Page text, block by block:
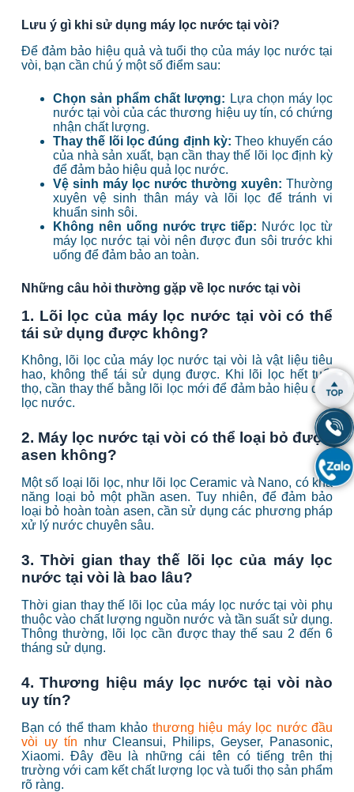
Lưu ý gì khi sử dụng máy lọc nước tại vòi?
Để đảm bảo hiệu quả và tuổi thọ của máy lọc nước tại
vòi, bạn cần chú ý một số điểm sau:
Chọn sản phẩm chất lượng: Lựa chọn máy lọc
nước tại vòi của các thương hiệu uy tín, có chứng
nhận chất lượng.
Thay thế lõi lọc đúng định kỳ: Theo khuyến cáo
của nhà sản xuất, bạn cần thay thế lõi lọc định kỳ
để đảm bảo hiệu quả lọc nước.
Vệ sinh máy lọc nước thường xuyên: Thường
xuyên vệ sinh thân máy và lõi lọc để tránh vi
khuẩn sinh sôi.
Không nên uống nước trực tiếp: Nước lọc từ
máy lọc nước tại vòi nên được đun sôi trước khi
uống để đảm bảo an toàn.
Những câu hỏi thường gặp về lọc nước tại vòi
1. Lõi lọc của máy lọc nước tại vòi có thể
tái sử dụng được không?
Không, lõi lọc của máy lọc nước tại vòi là vật liệu tiêu
hao, không thể tái sử dụng được. Khi lõi lọc hết tuổi
thọ, cần thay thế bằng lõi lọc mới để đảm bảo hiệu quả
lọc nước.
2. Máy lọc nước tại vòi có thể loại bỏ được
asen không?
Một số loại lõi lọc, như lõi lọc Ceramic và Nano, có khả
năng loại bỏ một phần asen. Tuy nhiên, để đảm bảo
loại bỏ hoàn toàn asen, cần sử dụng các phương pháp
xử lý nước chuyên sâu.
3. Thời gian thay thế lõi lọc của máy lọc
nước tại vòi là bao lâu?
Thời gian thay thế lõi lọc của máy lọc nước tại vòi phụ
thuộc vào chất lượng nguồn nước và tần suất sử dụng.
Thông thường, lõi lọc cần được thay thế sau 2 đến 6
tháng sử dụng.
4. Thương hiệu máy lọc nước tại vòi nào
uy tín?
Bạn có thể tham khảo thương hiệu máy lọc nước đầu
vòi uy tín như Cleansui, Philips, Geyser, Panasonic,
Xiaomi. Đây đều là những cái tên có tiếng trên thị
trường với cam kết chất lượng lọc và tuổi thọ sản phẩm
rõ ràng.